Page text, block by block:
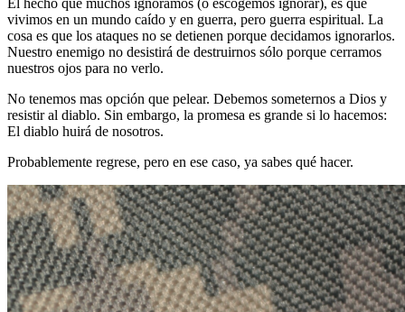
vivimos en un mundo caído y en guerra, pero guerra espiritual. La
cosa es que los ataques no se detienen porque decidamos ignorarlos.
Nuestro enemigo no desistirá de destruirnos sólo porque cerramos
nuestros ojos para no verlo.
No tenemos mas opción que pelear. Debemos someternos a Dios y
resistir al diablo. Sin embargo, la promesa es grande si lo hacemos:
El diablo huirá de nosotros.
Probablemente regrese, pero en ese caso, ya sabes qué hacer.